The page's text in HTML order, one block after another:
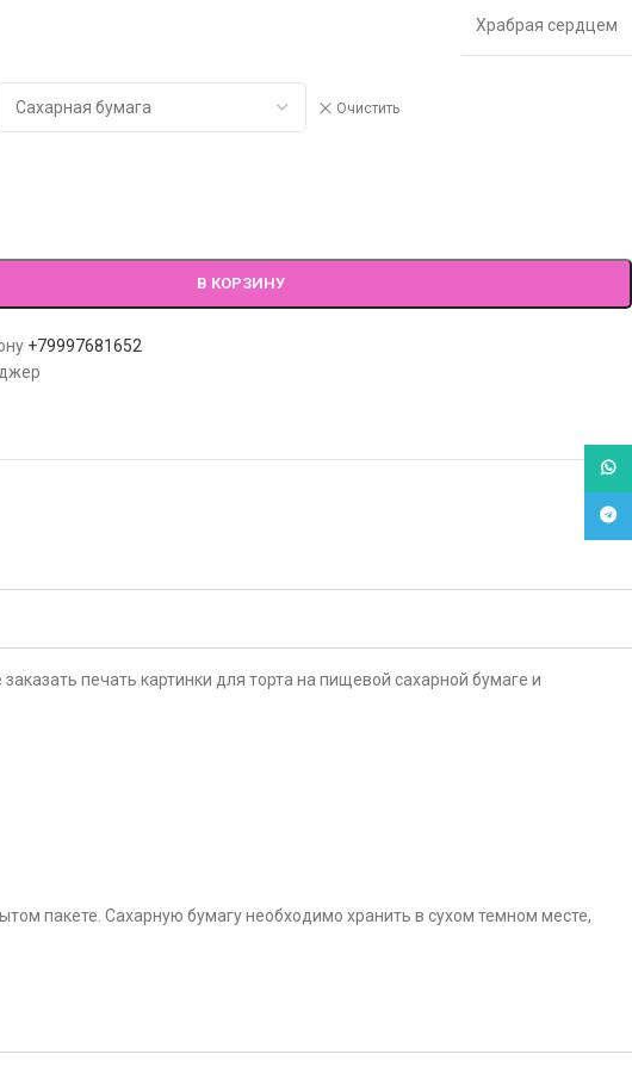
Храбрая сердцем
Очистить
В КОРЗИНУ
+79997681652
печать картинки для торта на пищевой сахарной бумаге и
пакете. Сахарную бумагу необходимо хранить в сухом темном месте,